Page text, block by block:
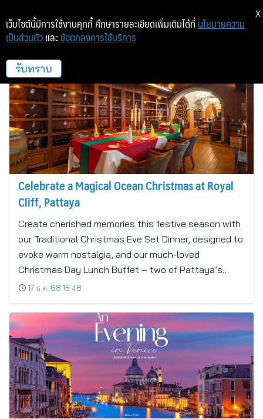
Royal Cliff Hotel Group
Celebrate a Magical Ocean Christmas at Royal
Cliff, Pattaya
Create cherished memories this festive season with
our Traditional Christmas Eve Set Dinner, designed to
evoke warm nostalgia, and our much-loved
Christmas Day Lunch Buffet – two of Pattaya’s…
17 ธ.ค. 68 15:48
เว็บไซต์นี้มีการใช้งานคุกกี้ ศึกษารายละเอียดเพิ่มเติมได้ที่ นโยบายความ
เป็นส่วนตัว และ ข้อตกลงการใช้บริการ
รับทราบ
X